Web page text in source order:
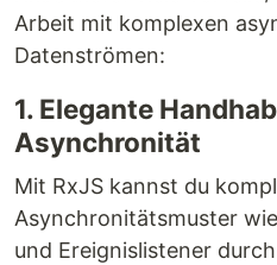
Arbeit mit komplexen
Datenströmen:
1. Elegante
Asynchronität
Mit RxJS kannst du
Asynchronitätsmuster
und Ereignislistener